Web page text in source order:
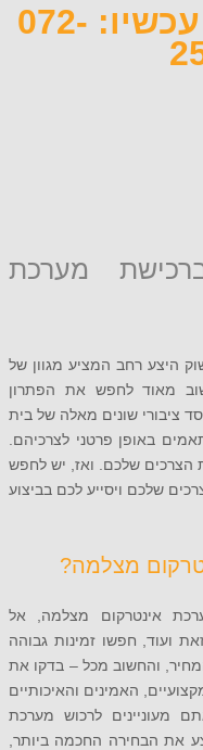
לייעוץ חינם חייגו עכשיו: 072-
מערכת
המציע מגוון של
לחפש את הפתרון
שונים מאלה של בית
פרטני לצרכיהם.
שלכם. ואז, יש לחפש
ויסייע לכם בביצוע
מצלמה?
מצלמה, אל
חפשו זמינות גבוהה
מכל – בדקו את
והאיכותיים
לרכוש מערכת
החכמה ביותר,